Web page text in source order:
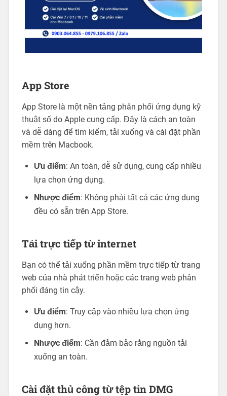
App Store
App Store là một nền tảng phân phối ứng dụng kỹ
thuật số do Apple cung cấp. Đây là cách an toàn
và dễ dàng để tìm kiếm, tải xuống và cài đặt phần
mềm trên Macbook.
Ưu điểm: An toàn, dễ sử dụng, cung cấp nhiều
lựa chọn ứng dụng.
Nhược điểm: Không phải tất cả các ứng dụng
đều có sẵn trên App Store.
Tải trực tiếp từ internet
Bạn có thể tải xuống phần mềm trực tiếp từ trang
web của nhà phát triển hoặc các trang web phân
phối đáng tin cậy.
Ưu điểm: Truy cập vào nhiều lựa chọn ứng
dụng hơn.
Nhược điểm: Cần đảm bảo rằng nguồn tải
xuống an toàn.
Cài đặt thủ công từ tệp tin DMG